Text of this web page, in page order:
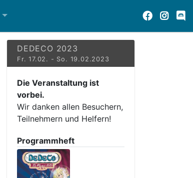
DEDECO 2023
Fr. 17.02. - So. 19.02.2023
Die Veranstaltung ist
vorbei.
Wir danken allen Besuchern,
Teilnehmern und Helfern!
Programmheft